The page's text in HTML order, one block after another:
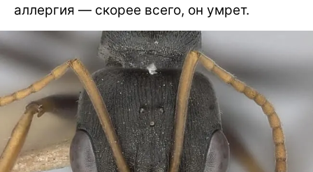
аллергия — скорее всего, он умрет.